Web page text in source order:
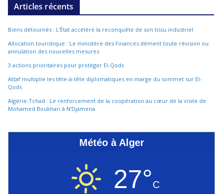
Articles récents
Biens détournés : L’État accélère la reconquête de son tissu industriel
Allocation touristique : Le ministère des Finances dément toute révision ou
annulation des nouvelles mesures
3 actions prioritaires pour protéger El-Qods
Attaf multiplie les tête-à-tête diplomatiques en marge du sommet sur El-
Qods
Algérie-Tchad : Le renforcement de la coopération au cœur de la visite de
Mohamed Boukhari à N’Djamena
Météo à Alger
27°C